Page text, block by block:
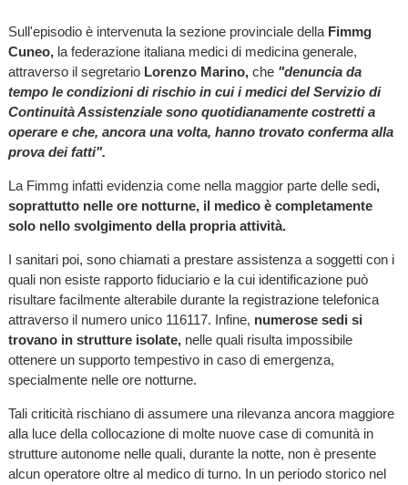
Sull'episodio è intervenuta la sezione provinciale della Fimmg
Cuneo,la federazione italiana medici di medicina generale,
attraverso il segretario Lorenzo Marino,che "denuncia da
tempo le condizioni di rischio in cui i medici del Servizio di
Continuità Assistenziale sono quotidianamente costretti a
operare e che, ancora una volta, hanno trovato conferma alla
prova dei fatti".
La Fimmg infatti evidenzia come nella maggior parte delle sedi,
soprattutto nelle ore notturne, il medico è completamente
solo nello svolgimento della propria attività.
I sanitari poi, sono chiamati a prestare assistenza a soggetti con i
quali non esiste rapporto fiduciario e la cui identificazione può
risultare facilmente alterabile durante la registrazione telefonica
attraverso il numero unico 116117. Infine, numerose sedi si
trovano in strutture isolate, nelle quali risulta impossibile
ottenere un supporto tempestivo in caso di emergenza,
specialmente nelle ore notturne.
Tali criticità rischiano di assumere una rilevanza ancora maggiore
alla luce della collocazione di molte nuove case di comunità in
strutture autonome nelle quali, durante la notte, non è presente
alcun operatore oltre al medico di turno. In un periodo storico nel